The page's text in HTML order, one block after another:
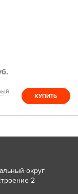
КУПИТЬ
округ
2